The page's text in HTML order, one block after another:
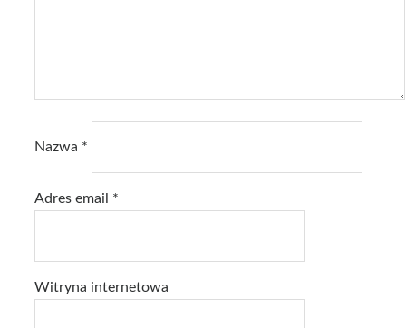
Nazwa *
Adres email *
Witryna internetowa